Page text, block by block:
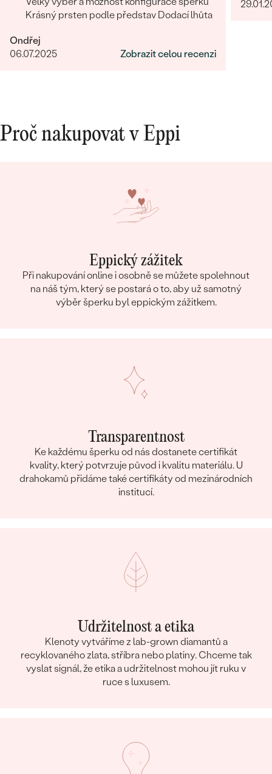
Krásný prsten podle představ Dodací lhůta
Ondřej
06.07.2025
Zobrazit celou recenzi
Proč nakupovat v Eppi
Eppický zážitek
Při nakupování online i osobně se můžete spolehnout
na náš tým, který se postará o to, aby už samotný
výběr šperku byl eppickým zážitkem.
Transparentnost
Ke každému šperku od nás dostanete certifikát
kvality, který potvrzuje původ i kvalitu materiálu. U
drahokamů přidáme také certifikáty od mezinárodních
institucí.
Udržitelnost a etika
Klenoty vytváříme z lab-grown diamantů a
recyklovaného zlata, stříbra nebo platiny. Chceme tak
vyslat signál, že etika a udržitelnost mohou jít ruku v
ruce s luxusem.